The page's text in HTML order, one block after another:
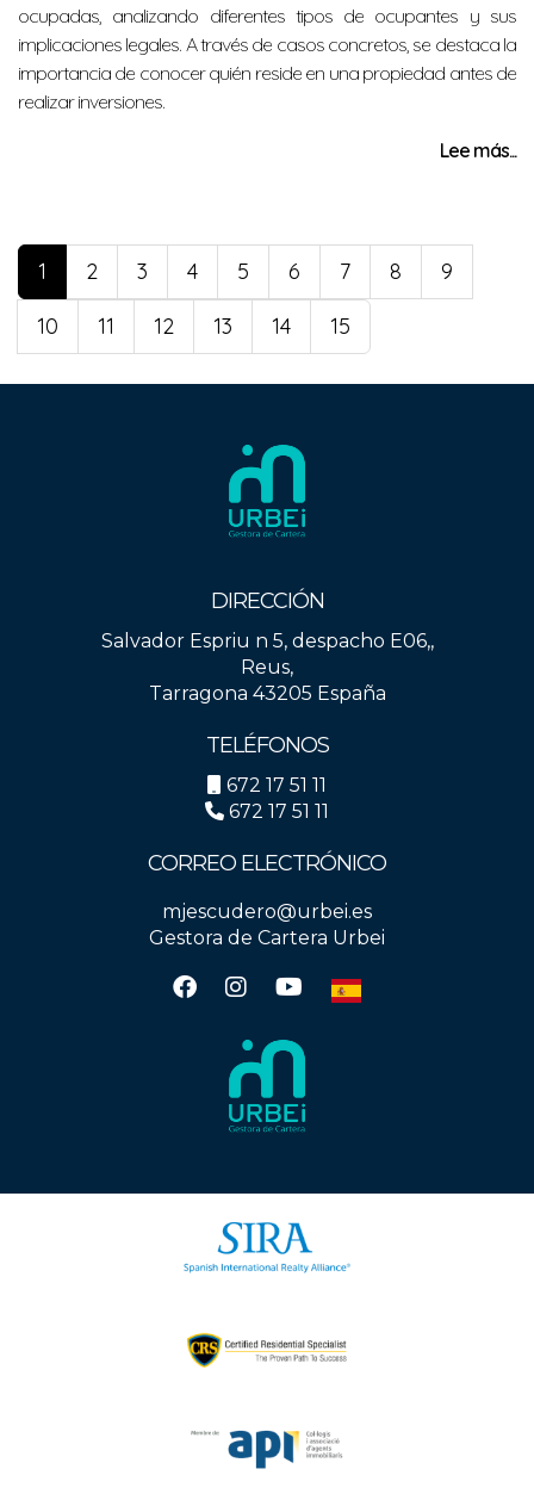
ocupadas, analizando diferentes tipos de ocupantes y sus
implicaciones legales. A través de casos concretos, se destaca la
importancia de conocer quién reside en una propiedad antes de
realizar inversiones.
Lee más...
1 2 3 4 5 6 7 8
9
10
11 12 13 14 15
DIRECCIÓN
Salvador Espriu n 5, despacho E06,,
Reus,
Tarragona 43205 España
TELÉFONOS
672 17 51 11
672 17 51 11
CORREO ELECTRÓNICO
mjescudero@urbei.es
Gestora de Cartera Urbei